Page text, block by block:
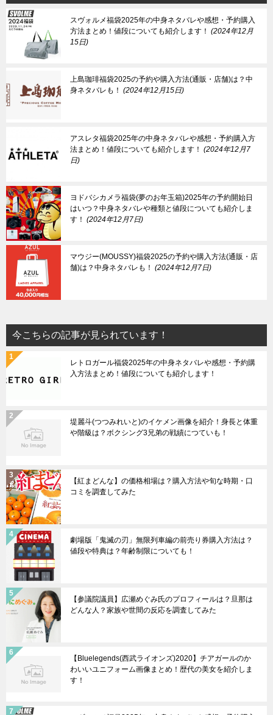
スヴォルメ福袋2025年の中身ネタバレや感想・予約購入
方法まとめ！値段についても紹介します！
2024年12月
15日
上島珈琲福袋2025の予約や購入方法(通販・店舗)は？中
身ネタバレも！
2024年12月15日
アスレタ福袋2025年の中身ネタバレや感想・予約購入方
法まとめ！値段についても紹介します！
2024年12月7
日
ヨドバシカメラ福袋(夢のお年玉箱)2025年の予約開始日
はいつ？中身ネタバレや種類と値段についても紹介しま
す！
2024年12月7日
マウジー(MOUSSY)福袋2025の予約や購入方法(通販・店
舗)は？中身ネタバレも！
2024年12月7日
今こちらの記事が見られています！
レトロガール福袋2025年の中身ネタバレや感想・予約購
入方法まとめ！値段についても紹介します！
堤麗斗(つつみれいと)のイケメン画像を紹介！身長と体重
や階級は？ボクシング3兄弟の戦績につていも！
【紅まどんな】の価格相場は？購入方法や旬な時期・口
コミを調査してみた
劇場版「鬼滅の刃」無限列車編の前売り券購入方法は？
値段や特典は？年齢制限についても！
【参議院議員】広瀬めぐみ氏のプロフィールは？旦那は
どんな人？家族や世間の反応を調査してみた
【Bluelegends(西武ライオンズ)2020】チアガールのか
わいいユニフォーム画像まとめ！歴代の美女を紹介しま
す！